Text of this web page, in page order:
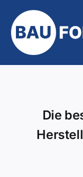
Inhalt
springen
Die